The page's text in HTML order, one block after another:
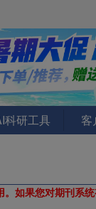
科研工具 客
如果您对期刊系